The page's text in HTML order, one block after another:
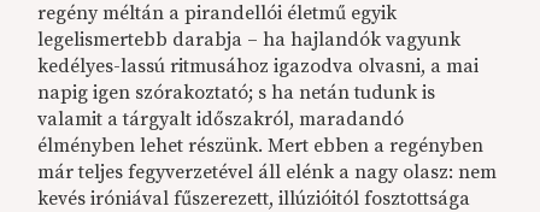
regény méltán a pirandellói életmű egyik
legelismertebb darabja – ha hajlandók vagyunk
kedélyes-lassú ritmusához igazodva olvasni, a mai
napig igen szórakoztató; s ha netán tudunk is
valamit a tárgyalt időszakról, maradandó
élményben lehet részünk. Mert ebben a regényben
már teljes fegyverzetével áll elénk a nagy olasz: nem
kevés iróniával fűszerezett, illúzióitól fosztottsága